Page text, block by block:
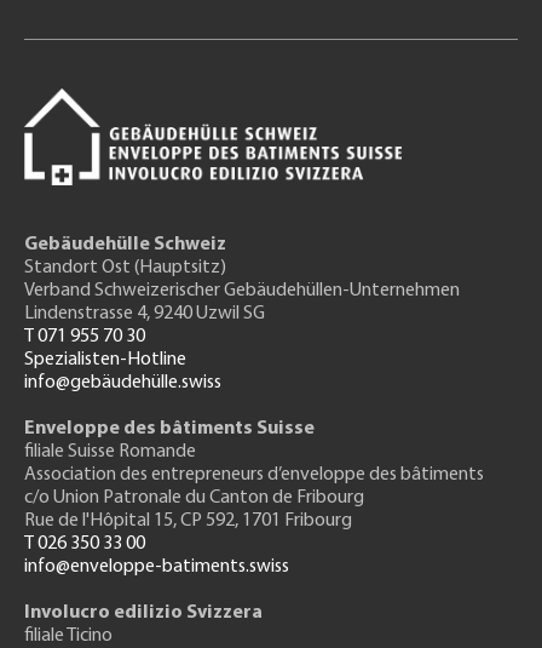
Gebäudehülle Schweiz
Standort Ost (Hauptsitz)
Verband Schweizerischer Gebäudehüllen-Unternehmen
Lindenstrasse 4, 9240 Uzwil SG
T 071 955 70 30
Spezialisten-Hotline
info@gebäudehülle.swiss
Enveloppe des bâtiments Suisse
filiale Suisse Romande
Association des entrepreneurs d’enveloppe des bâtiments
c/o Union Patronale du Canton de Fribourg
Rue de l'Hôpital 15, CP 592, 1701 Fribourg
T 026 350 33 00
info@enveloppe-batiments.swiss
Involucro edilizio Svizzera
filiale Ticino